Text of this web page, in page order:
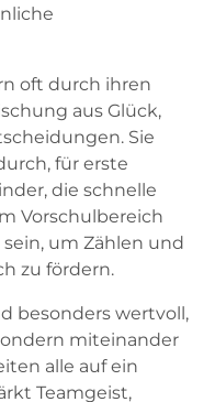
oft durch ihren
aus Glück,
Sie
für erste
die schnelle
Vorschulbereich
um Zählen und
zu fördern.
besonders wertvoll,
miteinander
alle auf ein
Teamgeist,